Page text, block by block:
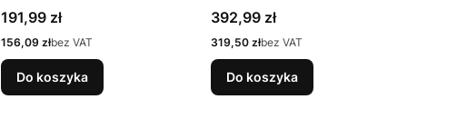
modeli zdalnie
sterowanych Bateria
Cena
191,99 zł
Cena
156,09 złbez VAT
Do koszyka
radiowo (RC) (28896)
Cena
392,99 zł
Cena
319,50 złbez VAT
Do koszyka